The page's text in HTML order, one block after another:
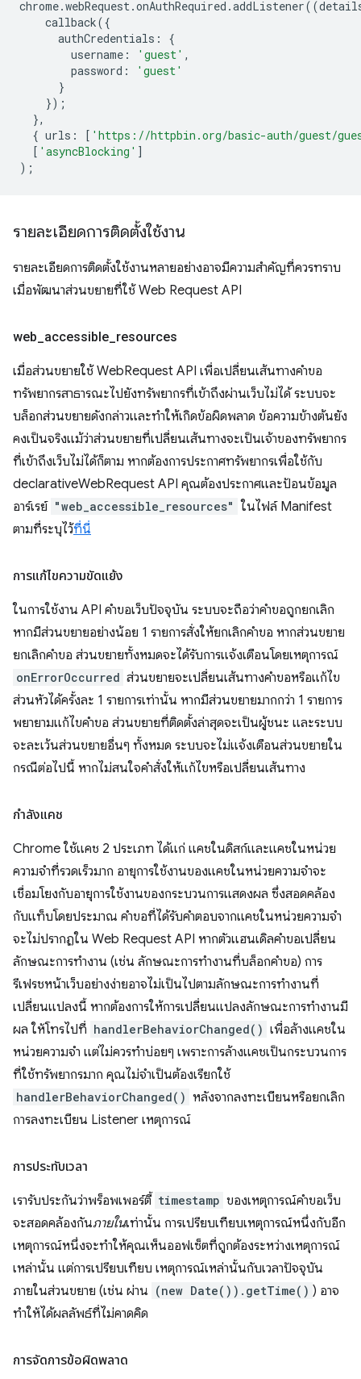
chrome.webRequest.onAuthRequired .addListener((
callback({
authCredentials :
{
username : 'guest' ,
password :
'guest'
}
});
},
{ urls : [ 'https://httpbin.org/basic-auth/guest/
[ 'asyncBlocking' ]
);
รายละเอียดการติดตั้งใช้งาน
รายละเอียดการติดตั้งใช้งานหลายอย่างอาจมีความสำคัญที่ควรทราบ
เมื่อพัฒนาส่วนขยายที่ใช้ Web Request API
web accessible resources
เมื่อส่วนขยายใช้ WebRequest API เพื่อเปลี่ยนเส้นทางคำขอ
ทรัพยากรสาธารณะไปยังทรัพยากรที่เข้าถึงผ่านเว็บไม่ได้ ระบบจะ
บล็อกส่วนขยายดังกล่าวและทำให้เกิดข้อผิดพลาด ข้อความข้างต้นยัง
คงเป็นจริงแม้ว่าส่วนขยายที่เปลี่ยนเส้นทางจะเป็นเจ้าของทรัพยากร
ที่เข้าถึงเว็บไม่ได้ก็ตาม หากต้องการประกาศทรัพยากรเพื่อใช้กับ
declarativeWebRequest API คุณต้องประกาศและป้อนข้อมูล
อาร์เรย์ "web_accessible_resources" ในไฟล์ Manifest
ตามที่ระบุไว้ที่นี่
การแก้ไขความขัดแย้ง
ในการใช้งาน API คำขอเว็บปัจจุบัน ระบบจะถือว่าคำขอถูกยกเลิก
หากมีส่วนขยายอย่างน้อย 1 รายการสั่งให้ยกเลิกคำขอ หากส่วนขยาย
ยกเลิกคำขอ ส่วนขยายทั้งหมดจะได้รับการแจ้งเตือนโดยเหตุการณ์
onErrorOccurred ส่วนขยายจะเปลี่ยนเส้นทางคำขอหรือแก้ไข
ส่วนหัวได้ครั้งละ 1 รายการเท่านั้น หากมีส่วนขยายมากกว่า 1 รายการ
พยายามแก้ไขคำขอ ส่วนขยายที่ติดตั้งล่าสุดจะเป็นผู้ชนะ และระบบ
จะละเว้นส่วนขยายอื่นๆ ทั้งหมด ระบบจะไม่แจ้งเตือนส่วนขยายใน
กรณีต่อไปนี้ หากไม่สนใจคำสั่งให้แก้ไขหรือเปลี่ยนเส้นทาง
กำลังแคช
Chrome ใช้แคช 2 ประเภท ได้แก่ แคชในดิสก์และแคชในหน่วย
ความจำที่รวดเร็วมาก อายุการใช้งานของแคชในหน่วยความจำจะ
เชื่อมโยงกับอายุการใช้งานของกระบวนการแสดงผล ซึ่งสอดคล้อง
กับแท็บโดยประมาณ คำขอที่ได้รับคำตอบจากแคชในหน่วยความจำ
จะไม่ปรากฏใน Web Request API หากตัวแฮนเดิลคำขอเปลี่ยน
ลักษณะการทำงาน (เช่น ลักษณะการทำงานที่บล็อกคำขอ) การ
รีเฟรชหน้าเว็บอย่างง่ายอาจไม่เป็นไปตามลักษณะการทำงานที่
เปลี่ยนแปลงนี้ หากต้องการให้การเปลี่ยนแปลงลักษณะการทำงานมี
ผล ให้โทรไปที่ handlerBehaviorChanged() เพื่อล้างแคชใน
หน่วยความจำ แต่ไม่ควรทำบ่อยๆ เพราะการล้างแคชเป็นกระบวนการ
ที่ใช้ทรัพยากรมาก คุณไม่จำเป็นต้องเรียกใช้
handlerBehaviorChanged() หลังจากลงทะเบียนหรือยกเลิก
การลงทะเบียน Listener เหตุการณ์
การประทับเวลา
เรารับประกันว่าพร็อพเพอร์ตี้ timestamp ของเหตุการณ์คำขอเว็บ
จะสอดคล้องกันภายในเท่านั้น การเปรียบเทียบเหตุการณ์หนึ่งกับอีก
เหตุการณ์หนึ่งจะทําให้คุณเห็นออฟเซ็ตที่ถูกต้องระหว่างเหตุการณ์
เหล่านั้น แต่การเปรียบเทียบ เหตุการณ์เหล่านั้นกับเวลาปัจจุบัน
ภายในส่วนขยาย (เช่น ผ่าน (new Date()).getTime() ) อาจ
ทําให้ได้ผลลัพธ์ที่ไม่คาดคิด
การจัดการข้อผิดพลาด